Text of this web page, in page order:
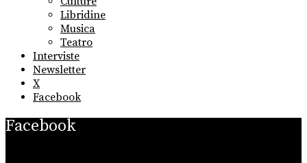
Libridine
Musica
Teatro
Interviste
Newsletter
X
Facebook
Facebook